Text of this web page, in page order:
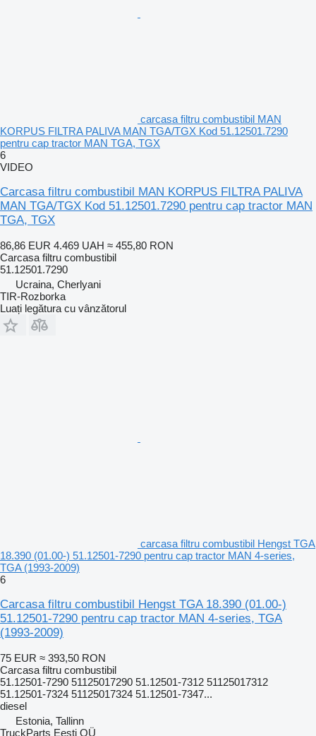
carcasa filtru combustibil MAN
KORPUS FILTRA PALIVA MAN TGA/TGX Kod 51.12501.7290
pentru cap tractor MAN TGA, TGX
6
VIDEO
Carcasa filtru combustibil MAN KORPUS FILTRA PALIVA
MAN TGA/TGX Kod 51.12501.7290 pentru cap tractor MAN
TGA, TGX
86,86 EUR 4.469 UAH ≈ 455,80 RON
Carcasa filtru combustibil
51.12501.7290
Ucraina, Cherlyani
TIR-Rozborka
Luați legătura cu vânzătorul
carcasa filtru combustibil Hengst TGA
18.390 (01.00-) 51.12501-7290 pentru cap tractor MAN 4-series,
TGA (1993-2009)
6
Carcasa filtru combustibil Hengst TGA 18.390 (01.00-)
51.12501-7290 pentru cap tractor MAN 4-series, TGA
(1993-2009)
75 EUR ≈ 393,50 RON
Carcasa filtru combustibil
51.12501-7290 51125017290 51.12501-7312 51125017312
51.12501-7324 51125017324 51.12501-7347...
diesel
Estonia, Tallinn
TruckParts Eesti OÜ